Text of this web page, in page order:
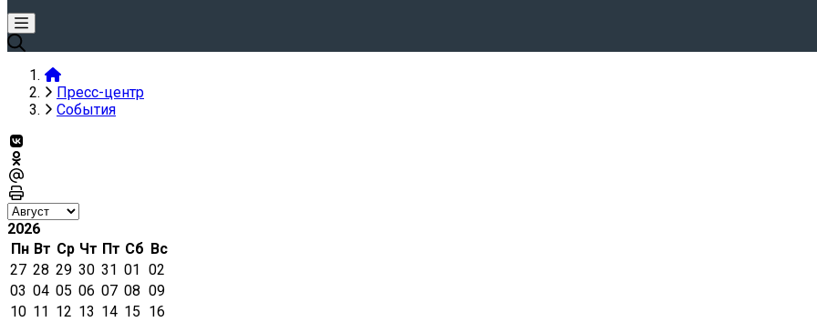
Пресс-центр
События
2026
Пн Вт Ср Чт Пт Сб Вс
27 28 29 30 31 01 02
03 04 05 06 07 08 09
10 11 12 13 14 15 16